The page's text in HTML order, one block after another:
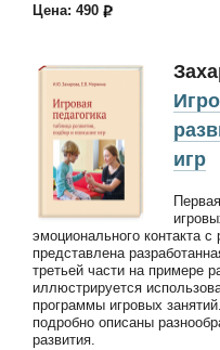
Цена: 490
игр
эмоционального контакта
представлена
третьей части на примере
иллюстрируется
программы игровых
подробно описаны
развития.